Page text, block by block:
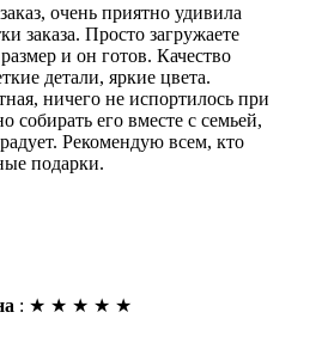
очень приятно удивила
заказа. Просто загружаете
и он готов. Качество
детали, яркие цвета.
ничего не испортилось при
собирать его вместе с семьей,
Рекомендую всем, кто
подарки.
: ★ ★ ★ ★ ★